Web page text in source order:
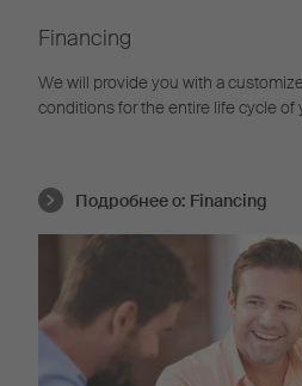
Financing
We will provide you with a
conditions for the entire life cycle of
Подробнее о: Financing